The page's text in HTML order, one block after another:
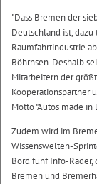
"Dass Bremen der
Deutschland ist,
Raumfahrtindustrie
Böhrnsen. Deshalb
Mitarbeitern der
Kooperationspartner
Motto "Autos made
Zudem wird im
Wissenswelten-
Bord fünf Info-
Bremen und